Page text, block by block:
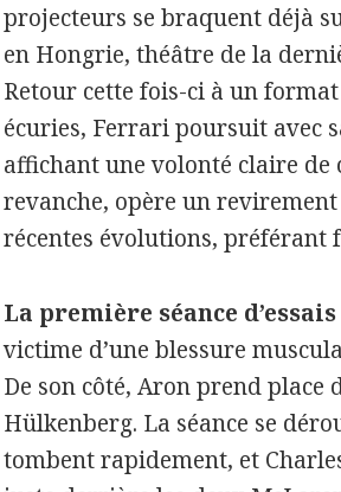
projecteurs se braquent déjà
en Hongrie, théâtre de la
Retour cette fois-ci à un
écuries, Ferrari poursuit avec
affichant une volonté claire de
revanche, opère un
récentes évolutions, préférant
La première séance
victime d’une blessure
De son côté, Aron prend place
Hülkenberg. La séance se
tombent rapidement, et